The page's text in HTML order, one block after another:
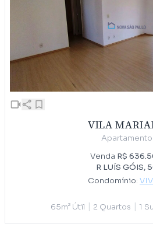
VILA
Apartamento
Venda R$
R LUÍS GÓIS,
Condomínio:
65m² Útil 2 Quartos 1